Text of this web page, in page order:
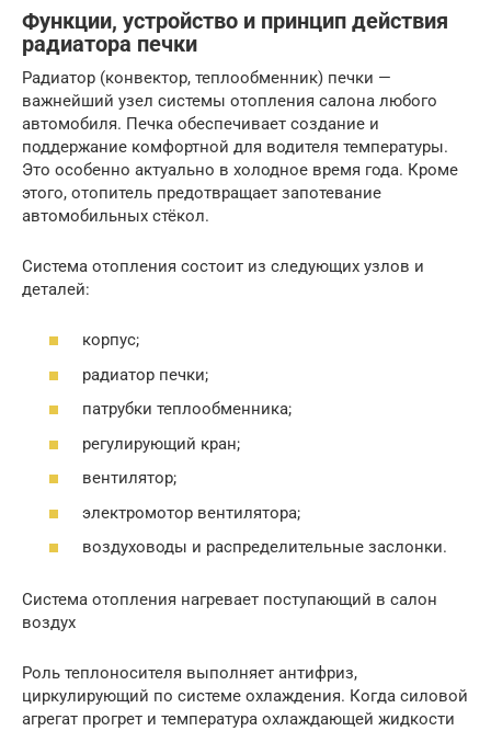
Функции, устройство и принцип действия
радиатора печки
Радиатор (конвектор, теплообменник) печки —
важнейший узел системы отопления салона любого
автомобиля. Печка обеспечивает создание и
поддержание комфортной для водителя температуры.
Это особенно актуально в холодное время года. Кроме
этого, отопитель предотвращает запотевание
автомобильных стёкол.
Система отопления состоит из следующих узлов и
деталей:
корпус;
радиатор печки;
патрубки теплообменника;
регулирующий кран;
вентилятор;
электромотор вентилятора;
воздуховоды и распределительные заслонки.
Система отопления нагревает поступающий в салон
воздух
Роль теплоносителя выполняет антифриз,
циркулирующий по системе охлаждения. Когда силовой
агрегат прогрет и температура охлаждающей жидкости